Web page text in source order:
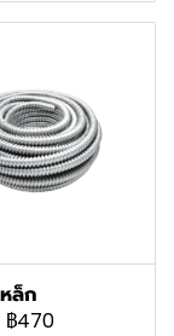
ล็ก
฿470